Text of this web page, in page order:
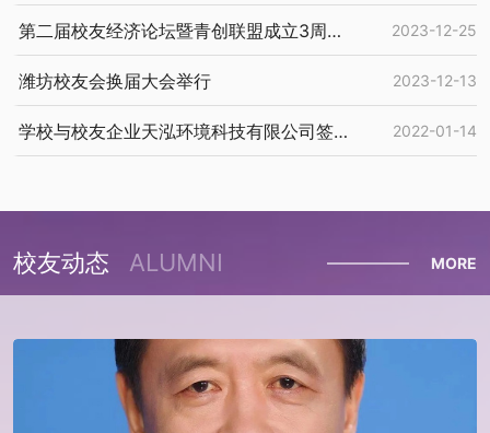
第二届校友经济论坛暨青创联盟成立3周年年会举行 2023-12-25
潍坊校友会换届大会举行 2023-12-13
学校与校友企业天泓环境科技有限公司签约共建“污染控制工程技术研究中心” 2022-01-14
校友动态 ALUMNI MORE